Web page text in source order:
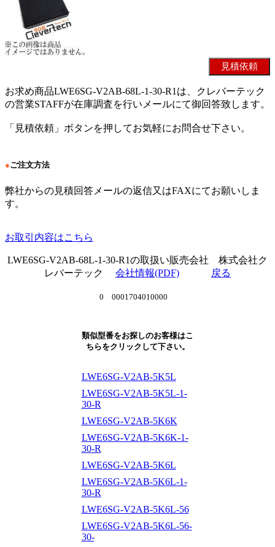
お求め商品LWE6SG-V2AB-68L-1-30-R1は、クレバーテック
の営業STAFFが在庫調査を行いメールにて御回答致します。
「見積依頼」ボタンを押してお気軽にお問合せ下さい。
●ご注文方法
弊社からの見積回答メールの返信又はFAXにてお願いしま
す。
お取引内容はこちら
LWE6SG-V2AB-68L-1-30-R1の取扱い販売会社 株式会社ク
レバーテック 会社情報(PDF) 戻る
0 0001704010000
類似型番をお探しのお客様はこ
ちらをクリックして下さい。
LWE6SG-V2AB-5K5L
LWE6SG-V2AB-5K5L-1-
30-R
LWE6SG-V2AB-5K6K
LWE6SG-V2AB-5K6K-1-
30-R
LWE6SG-V2AB-5K6L
LWE6SG-V2AB-5K6L-1-
30-R
LWE6SG-V2AB-5K6L-56
LWE6SG-V2AB-5K6L-56-
30-